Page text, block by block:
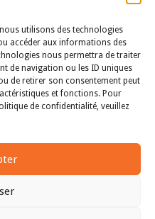
utilisons des technologies
accéder aux informations des
nous permettra de traiter
de navigation ou les ID uniques
de retirer son consentement peut
et fonctions. Pour
de confidentialité, veuillez
44 45 46
47